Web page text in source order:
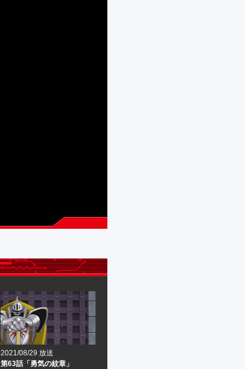
2021/08/29 放送
第63話「勇気の紋章」